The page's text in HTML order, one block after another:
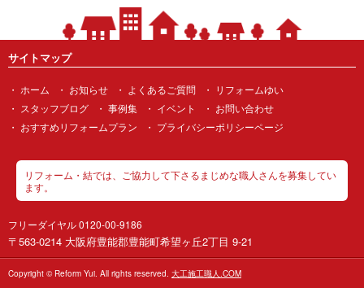
サイトマップ
ホーム お知らせ よくあるご質問
リフォームゆい
スタッフブログ
事例集 イベント
お問い合わせ
おすすめリフォームプラン
プライバシーポリシーページ
リフォーム・結では、ご協力して下さるまじめな職人さんを募集してい
ます。
フリーダイヤル 0120-00-9186
〒563-0214 大阪府豊能郡豊能町希望ヶ丘2丁目 9-21
Copyright © Reform Yui. All rights reserved. 大工施工職人.COM